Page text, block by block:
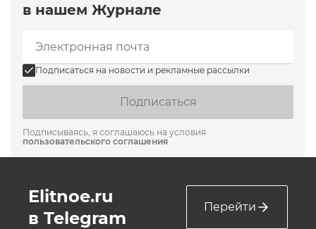
в нашем Журнале
Подписаться на новости и рекламные рассылки
Подписаться
Подписываясь, я соглашаюсь на условия
пользовательского соглашения
Elitnoe.ru
в Telegram
Перейти